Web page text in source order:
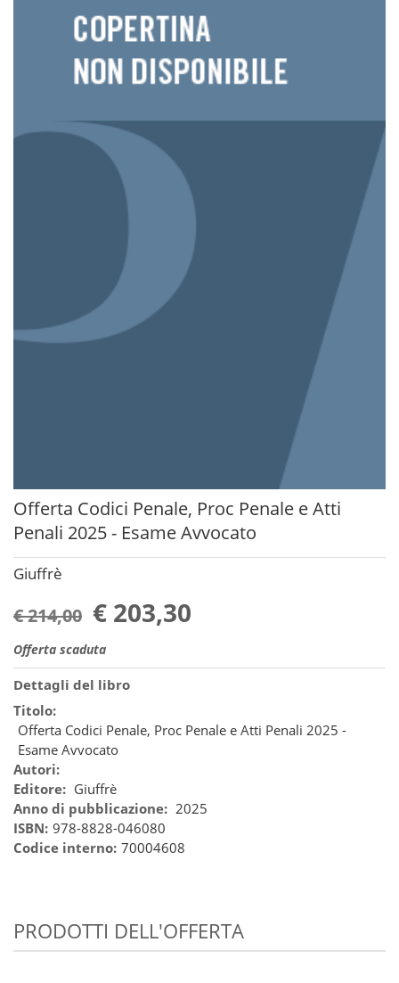
Offerta Codici Penale, Proc Penale e Atti
Penali 2025 - Esame Avvocato
Giuffrè
€ 214,00 € 203,30
Offerta scaduta
Dettagli del libro
Titolo:
Offerta Codici Penale, Proc Penale e Atti Penali 2025 -
Esame Avvocato
Autori:
Editore: Giuffrè
Anno di pubblicazione: 2025
ISBN: 978-8828-046080
Codice interno: 70004608
PRODOTTI DELL'OFFERTA